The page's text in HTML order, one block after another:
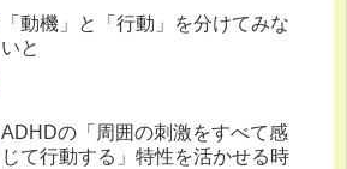
「動機」と「行動」を分けてみな
いと
ADHDの「周囲の刺激をすべて感
じて行動する」特性を活かせる時